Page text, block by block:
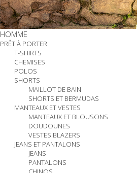
HOMME
PRÊT À PORTER
T-SHIRTS
CHEMISES
POLOS
SHORTS
MAILLOT DE BAIN
SHORTS ET BERMUDAS
MANTEAUX ET VESTES
MANTEAUX ET BLOUSONS
DOUDOUNES
VESTES BLAZERS
JEANS ET PANTALONS
JEANS
PANTALONS